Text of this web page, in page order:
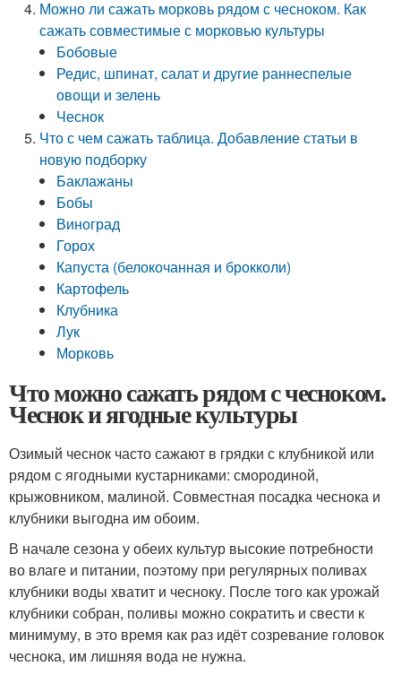
Можно ли сажать морковь рядом с чесноком. Как
сажать совместимые с морковью культуры
Бобовые
Редис, шпинат, салат и другие раннеспелые
овощи и зелень
Чеснок
Что с чем сажать таблица. Добавление статьи в
новую подборку
Баклажаны
Бобы
Виноград
Горох
Капуста (белокочанная и брокколи)
Картофель
Клубника
Лук
Морковь
Что можно сажать рядом с чесноком.
Чеснок и ягодные культуры
Озимый чеснок часто сажают в грядки с клубникой или
рядом с ягодными кустарниками: смородиной,
крыжовником, малиной. Совместная посадка чеснока и
клубники выгодна им обоим.
В начале сезона у обеих культур высокие потребности
во влаге и питании, поэтому при регулярных поливах
клубники воды хватит и чесноку. После того как урожай
клубники собран, поливы можно сократить и свести к
минимуму, в это время как раз идёт созревание головок
чеснока, им лишняя вода не нужна.